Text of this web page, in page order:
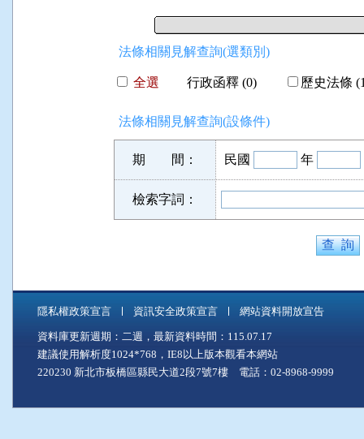
法條相關見解查詢(選類別)
全選 行政函釋 (0) 歷史法條
法條相關見解查詢(設條件)
期 間： 民國 年
檢索字詞：
隱私權政策宣言 資訊安全政策宣言 網站資料開放宣告
資料庫更新週期：二週，最新資料時間：115.07.17
建議使用解析度1024*768，IE8以上版本觀看本網站
220230 新北市板橋區縣民大道2段7號7樓 電話：02-8968-9999